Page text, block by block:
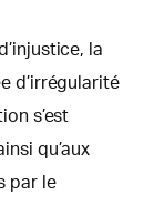
la
d’irrégularité
s’est
qu’aux
par le